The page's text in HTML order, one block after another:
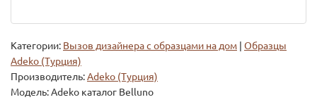
Категории: Вызов дизайнера с образцами на дом
Образцы
Adeko (Турция)
Производитель:Adeko (Турция)
Модель:Adeko каталог Belluno